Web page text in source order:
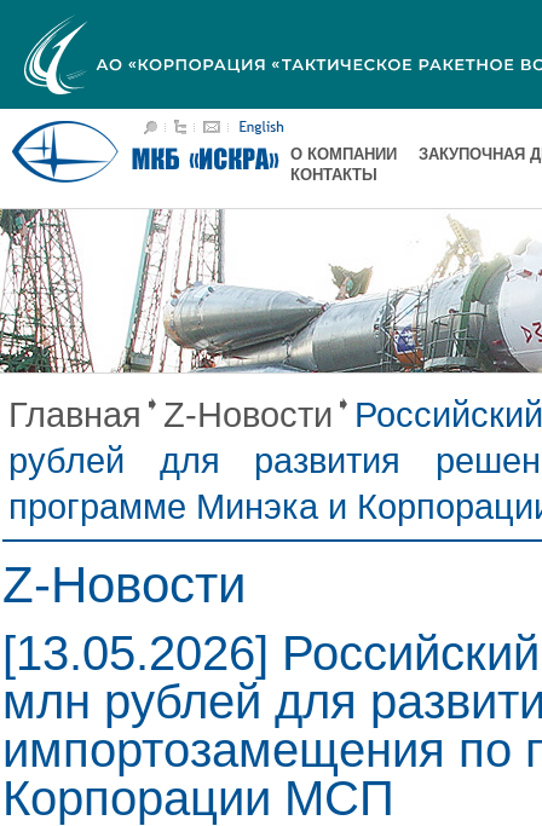
О КОМПАНИИ
ЗАКУПОЧНАЯ
КОНТАКТЫ
Главная Z-Новости
рублей для развития
программе Минэка и
Z-Новости
[13.05.2026]
млн рублей для
импортозамещения по
Корпорации МСП